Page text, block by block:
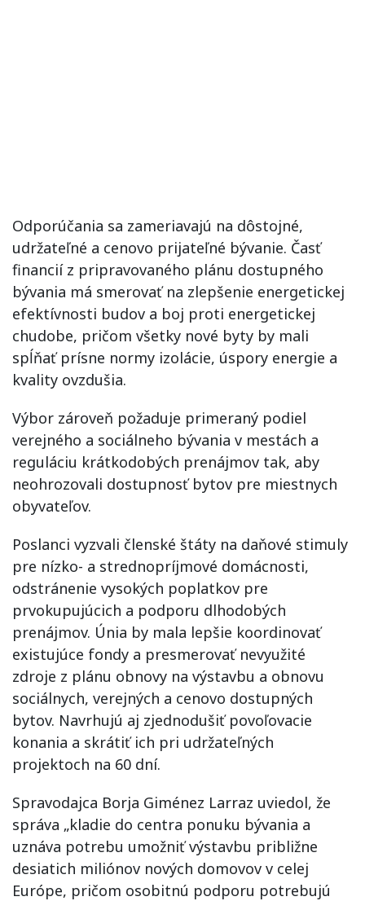
Odporúčania sa zameriavajú na dôstojné,
udržateľné a cenovo prijateľné bývanie. Časť
financií z pripravovaného plánu dostupného
bývania má smerovať na zlepšenie energetickej
efektívnosti budov a boj proti energetickej
chudobe, pričom všetky nové byty by mali
spĺňať prísne normy izolácie, úspory energie a
kvality ovzdušia.
Výbor zároveň požaduje primeraný podiel
verejného a sociálneho bývania v mestách a
reguláciu krátkodobých prenájmov tak, aby
neohrozovali dostupnosť bytov pre miestnych
obyvateľov.
Poslanci vyzvali členské štáty na daňové stimuly
pre nízko- a strednopríjmové domácnosti,
odstránenie vysokých poplatkov pre
prvokupujúcich a podporu dlhodobých
prenájmov. Únia by mala lepšie koordinovať
existujúce fondy a presmerovať nevyužité
zdroje z plánu obnovy na výstavbu a obnovu
sociálnych, verejných a cenovo dostupných
bytov. Navrhujú aj zjednodušiť povoľovacie
konania a skrátiť ich pri udržateľných
projektoch na 60 dní.
Spravodajca Borja Giménez Larraz uviedol, že
správa „kladie do centra ponuku bývania a
uznáva potrebu umožniť výstavbu približne
desiatich miliónov nových domovov v celej
Európe, pričom osobitnú podporu potrebujú